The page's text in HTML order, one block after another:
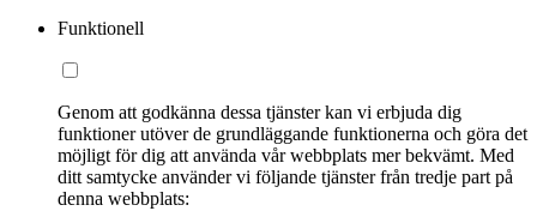
Funktionell
Genom att godkänna dessa tjänster kan vi erbjuda dig
funktioner utöver de grundläggande funktionerna och göra det
möjligt för dig att använda vår webbplats mer bekvämt. Med
ditt samtycke använder vi följande tjänster från tredje part på
denna webbplats: